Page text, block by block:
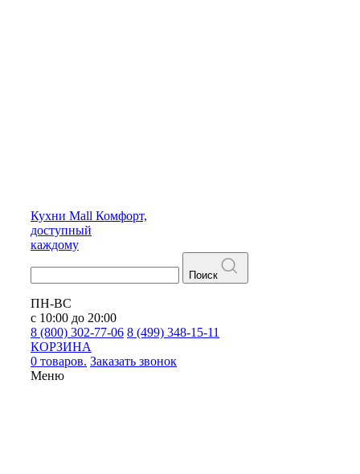
Кухни Mall Комфорт,
доступный
каждому
Поиск
ПН-ВС
с 10:00 до 20:00
8 (800) 302-77-06 8 (499) 348-15-11
КОРЗИНА
0 товаров. Заказать звонок
Меню